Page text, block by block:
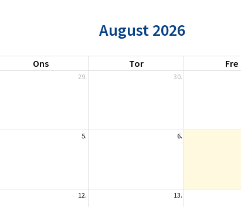
August 2026
Ons Tor Fre
29. 30.
5. 6.
12. 13.